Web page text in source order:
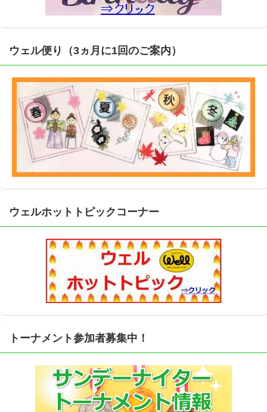
ウェル便り（3ヵ月に1回のご案内）
ウェルホットトピックコーナー
トーナメント参加者募集中！